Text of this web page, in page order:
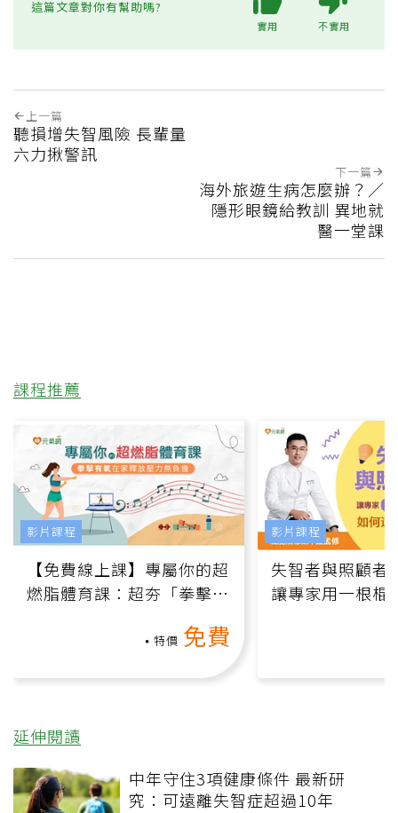
這篇文章對你有幫助嗎?
實用 不實用
上一篇
聽損增失智風險 長輩量
六力揪警訊
下一篇
海外旅遊生病怎麼辦？／
隱形眼鏡給教訓 異地就
醫一堂課
課程推薦
【免費線上課】專屬你的超
燃脂體育課：超夯「拳擊有
特價 免費
影片課程
失智者與照顧者
讓專家用一根棍
影片課程
延伸閱讀
中年守住3項健康條件 最新研
究：可遠離失智症超過10年